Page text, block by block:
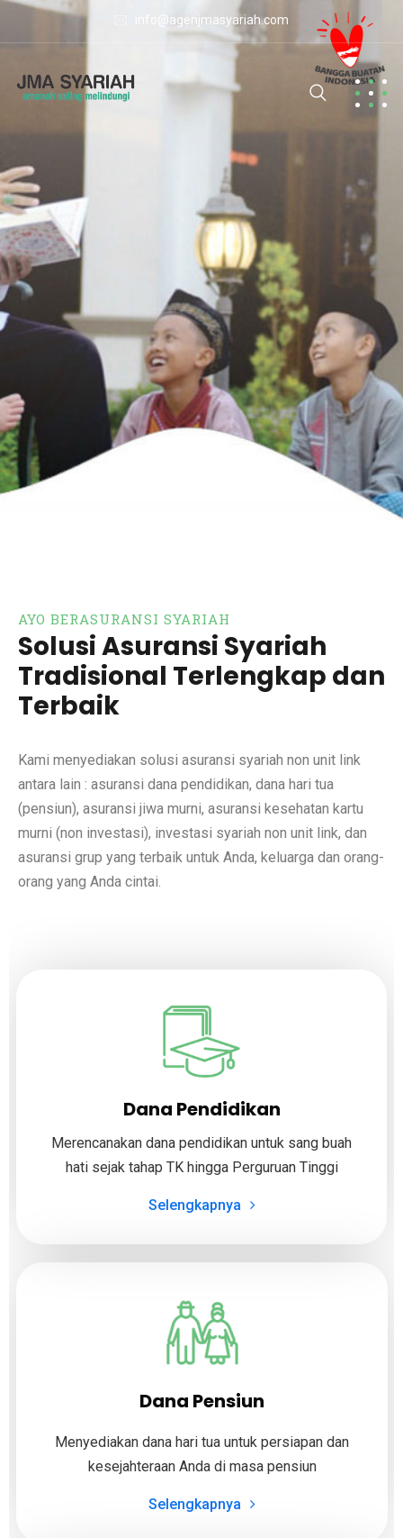
info@agenjmasyariah.com
M U
T
AYO BERASURANSI SYARIAH
Solusi Asuransi Syariah
Tradisional Terlengkap dan
Terbaik
Kami menyediakan solusi asuransi syariah non unit link
antara lain : asuransi dana pendidikan, dana hari tua
(pensiun), asuransi jiwa murni, asuransi kesehatan kartu
murni (non investasi), investasi syariah non unit link, dan
asuransi grup yang terbaik untuk Anda, keluarga dan orang-
orang yang Anda cintai.
Dana Pendidikan
Merencanakan dana pendidikan untuk sang buah
hati sejak tahap TK hingga Perguruan Tinggi
Selengkapnya
Dana Pensiun
Menyediakan dana hari tua untuk persiapan dan
kesejahteraan Anda di masa pensiun
Selengkapnya